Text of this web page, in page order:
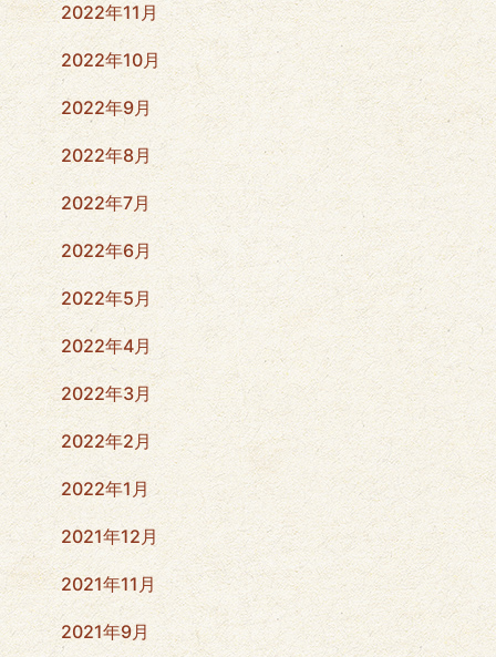
2022年11月
2022年10月
2022年9月
2022年8月
2022年7月
2022年6月
2022年5月
2022年4月
2022年3月
2022年2月
2022年1月
2021年12月
2021年11月
2021年9月